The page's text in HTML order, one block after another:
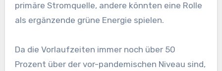
primäre Stromquelle, andere könnten eine Rolle
als ergänzende grüne Energie spielen.
Da die Vorlaufzeiten immer noch über 50
Prozent über der vor-pandemischen Niveau sind,